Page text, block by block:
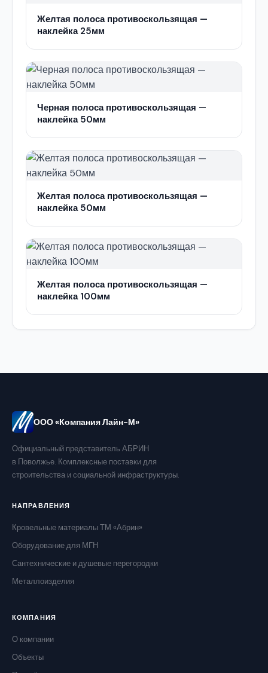
Желтая полоса противоскользящая —
наклейка 25мм
Черная полоса противоскользящая —
наклейка 50мм
Желтая полоса противоскользящая —
наклейка 50мм
Желтая полоса противоскользящая —
наклейка 100мм
ООО «Компания Лайн-М»
Официальный представитель АБРИН
в Поволжье. Комплексные поставки для
строительства и социальной инфраструктуры.
НАПРАВЛЕНИЯ
Кровельные материалы ТМ «Абрин»
Оборудование для МГН
Сантехнические и душевые перегородки
Металлоизделия
КОМПАНИЯ
О компании
Объекты